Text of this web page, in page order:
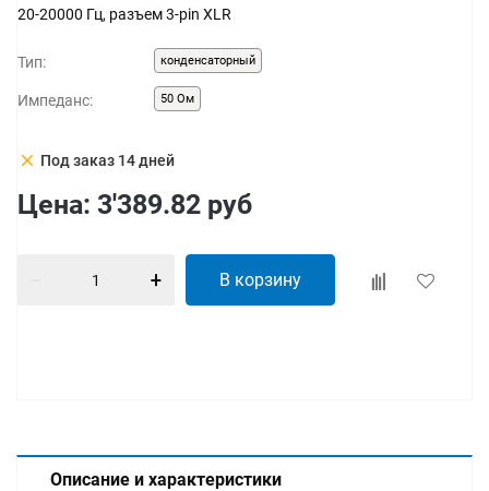
20-20000 Гц, разъем 3-pin XLR
Тип: конденсаторный
Импеданс: 50 Ом
clear Под заказ 14 дней
Цена: 3'389.82 руб
В корзину
Описание и характеристики